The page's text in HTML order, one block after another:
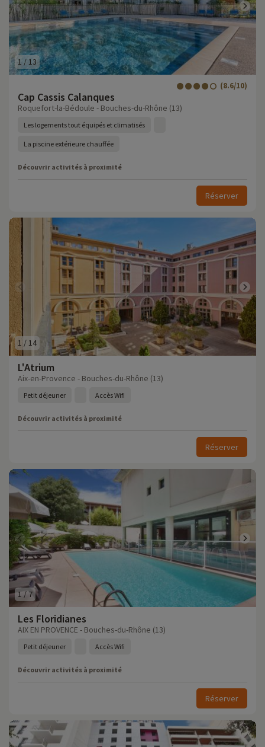
1 /13
Cap Cassis Calanques
(8.6/10)
Roquefort-la-Bédoule - Bouches-du-Rhône (13)
Les logements tout équipés et climatisés
La piscine extérieure chauffée
Découvrir activités à proximité
Réserver
1 / 14
L'Atrium
Aix-en-Provence - Bouches-du-Rhône (13)
Petit déjeuner Accès Wifi
Découvrir activités à proximité
Réserver
1 / 7
Les Floridianes
AIX EN PROVENCE - Bouches-du-Rhône (13)
Petit déjeuner Accès Wifi
Découvrir activités à proximité
Réserver